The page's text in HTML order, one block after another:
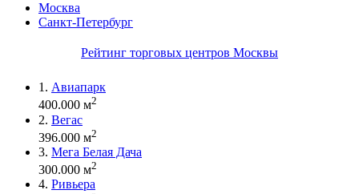
Москва
Санкт-Петербург
Рейтинг торговых центров Москвы
1. Авиапарк
400.000 м2
2. Вегас
396.000 м2
3. Мега Белая Дача
300.000 м2
4. Ривьера